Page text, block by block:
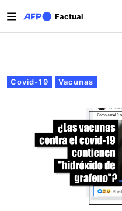
Factual
Solapas
Covid-19 Vacunas